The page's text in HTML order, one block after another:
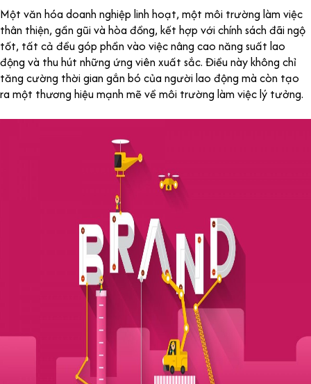
Một văn hóa doanh nghiệp linh hoạt, một môi trường làm việc
thân thiện, gần gũi và hòa đồng, kết hợp với chính sách đãi ngộ
tốt, tất cả đều góp phần vào việc nâng cao năng suất lao
động và thu hút những ứng viên xuất sắc. Điều này không chỉ
tăng cường thời gian gắn bó của người lao động mà còn tạo
ra một thương hiệu mạnh mẽ về môi trường làm việc lý tưởng.